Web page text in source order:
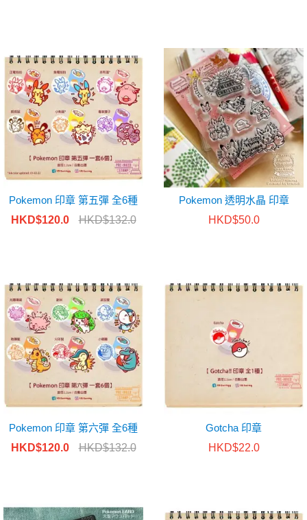
Pokemon 印章 第五彈 全6種
HKD$120.0
HKD$132.0
Pokemon 透明水晶 印章
HKD$50.0
Pokemon 印章 第六彈 全6種
HKD$120.0
HKD$132.0
Gotcha 印章
HKD$22.0